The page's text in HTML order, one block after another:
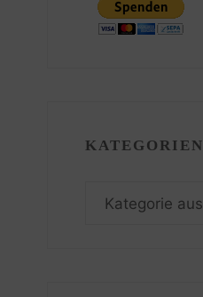
KATEGORIEN